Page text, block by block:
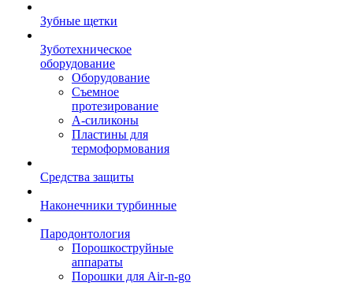
Зубные щетки
Зуботехническое
оборудование
Оборудование
Съемное
протезирование
А-силиконы
Пластины для
термоформования
Средства защиты
Наконечники турбинные
Пародонтология
Порошкоструйные
аппараты
Порошки для Air-n-go